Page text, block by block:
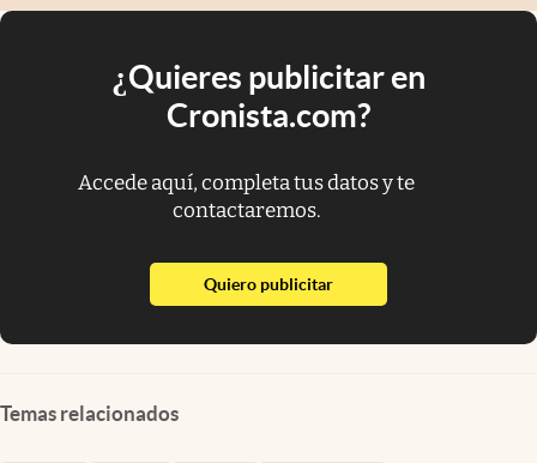
¿Quieres publicitar en
Cronista.com?
Accede aquí, completa tus datos y te
contactaremos.
Quiero publicitarabre en nueva pestaña
Temas relacionados